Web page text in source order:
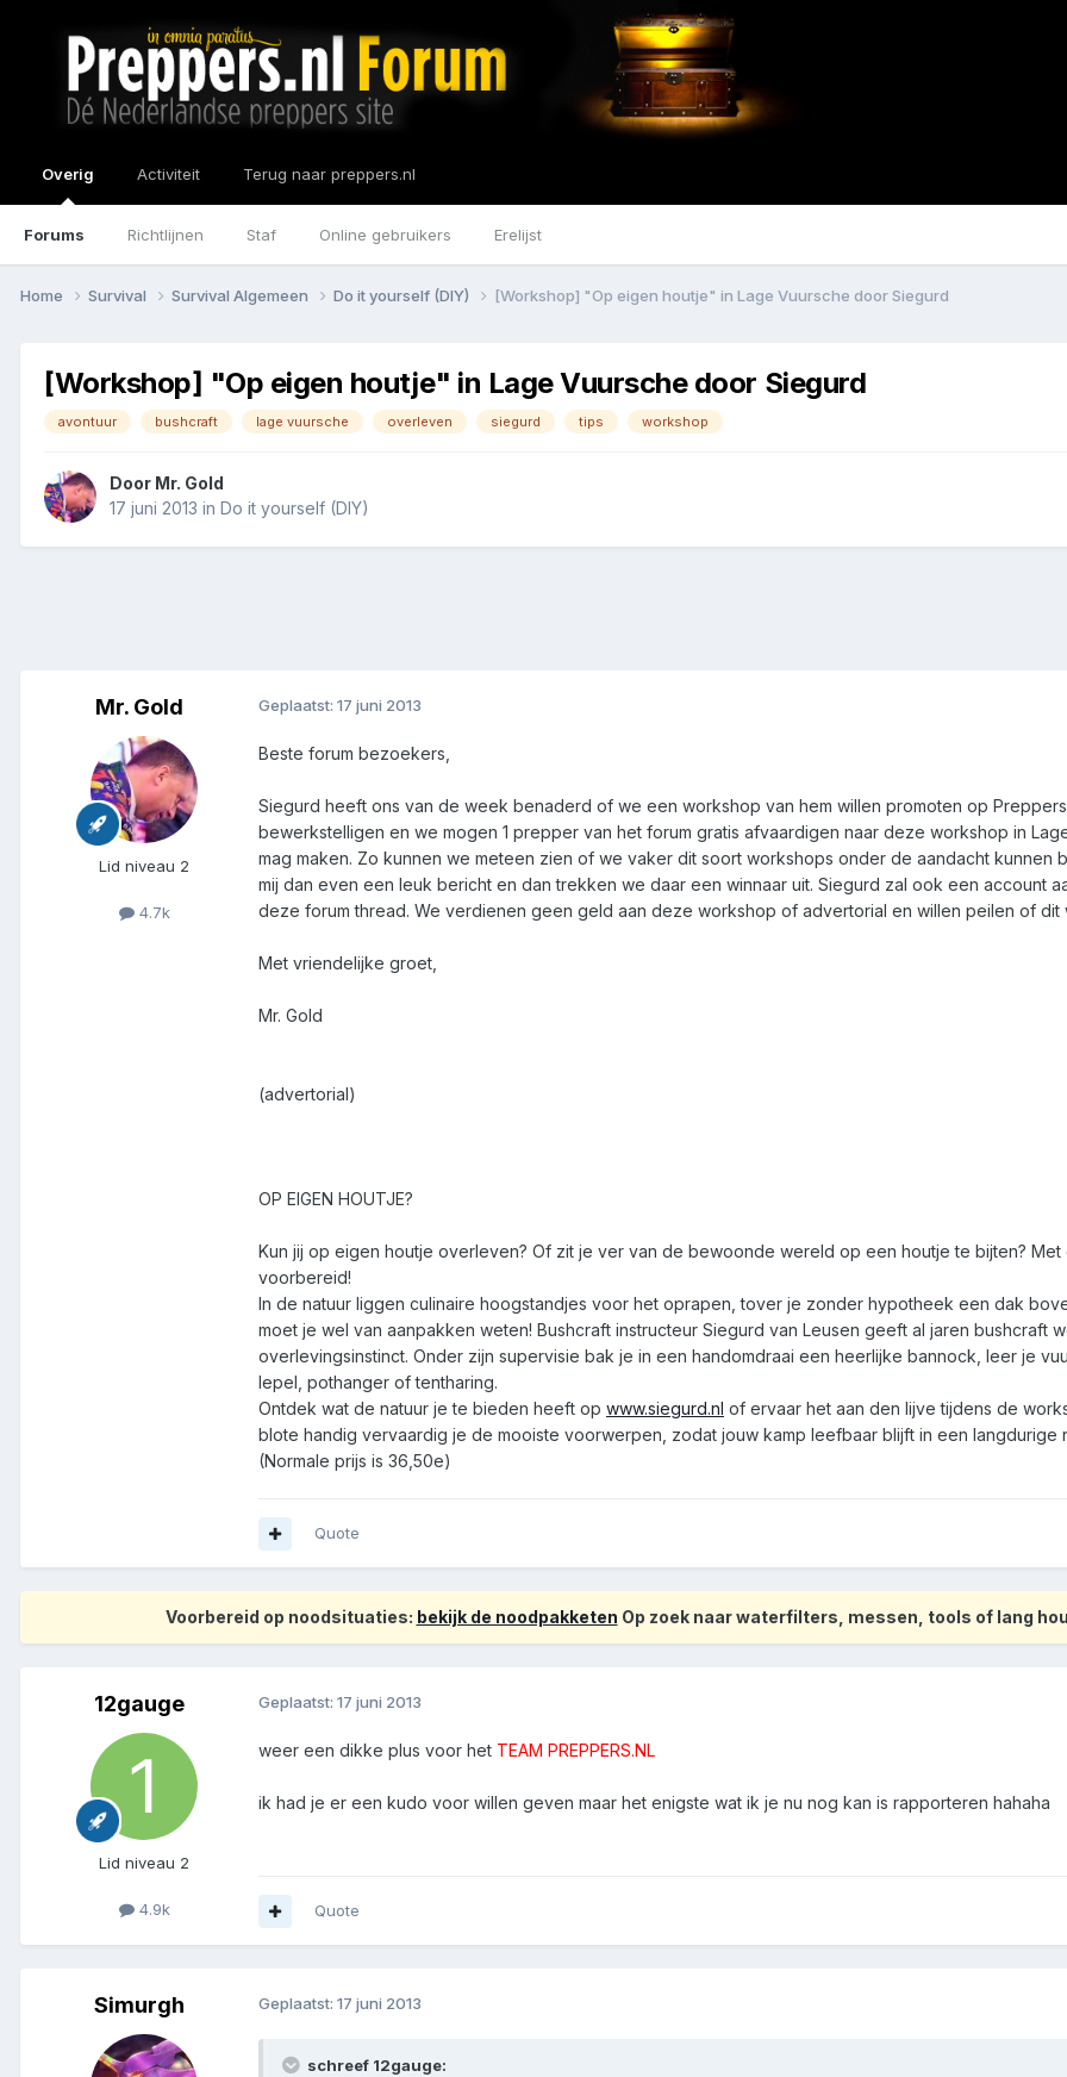
Overig
Forums Richtlijnen Staf Online gebruikers Erelijst
Activiteit Terug naar preppers.nl
Home Survival Survival Algemeen Do it yourself (DIY) [Workshop] "Op eigen houtje" in Lage Vuursche door Siegurd
[Workshop] "Op eigen houtje" in Lage Vuursche door Siegurd
avontuur bushcraft lage vuursche overleven siegurd tips workshop
Door Mr. Gold
17 juni 2013 in Do it yourself (DIY)
Mr. Gold
Lid niveau 2
4.7k
Geplaatst: 17 juni 2013
Beste forum bezoekers,
Siegurd heeft ons van de week benaderd of we een workshop van hem willen promoten op
bewerkstelligen en we mogen 1 prepper van het forum gratis afvaardigen naar deze workshop in
mag maken. Zo kunnen we meteen zien of we vaker dit soort workshops onder de aandacht
mij dan even een leuk bericht en dan trekken we daar een winnaar uit. Siegurd zal ook een account
deze forum thread. We verdienen geen geld aan deze workshop of advertorial en willen peilen of dit
Met vriendelijke groet,
Mr. Gold
(advertorial)
OP EIGEN HOUTJE?
Kun jij op eigen houtje overleven? Of zit je ver van de bewoonde wereld op een houtje te bijten?
voorbereid!
In de natuur liggen culinaire hoogstandjes voor het oprapen, tover je zonder hypotheek een dak
moet je wel van aanpakken weten! Bushcraft instructeur Siegurd van Leusen geeft al jaren bushcraft
overlevingsinstinct. Onder zijn supervisie bak je in een handomdraai een heerlijke bannock, leer je
lepel, pothanger of tentharing.
Ontdek wat de natuur je te bieden heeft op www.siegurd.nl of ervaar het aan den lijve tijdens de
blote handig vervaardig je de mooiste voorwerpen, zodat jouw kamp leefbaar blijft in een langdurige
(Normale prijs is 36,50e)
Quote
Voorbereid op noodsituaties: bekijk de noodpakketen Op zoek naar waterfilters, messen, tools of lang
12gauge
Lid niveau 2
4.9k
Geplaatst: 17 juni 2013
weer een dikke plus voor het TEAM PREPPERS.NL
ik had je er een kudo voor willen geven maar het enigste wat ik je nu nog kan is rapporteren hahaha
Quote
Simurgh Geplaatst: 17 juni 2013
schreef 12gauge: